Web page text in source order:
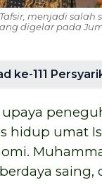
menjadi
digelar pada
ke-111
hidup umat
saing,